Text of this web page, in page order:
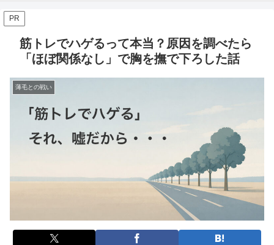
PR
筋トレでハゲるって本当？原因を調べたら
「ほぼ関係なし」で胸を撫で下ろした話
薄毛との戦い